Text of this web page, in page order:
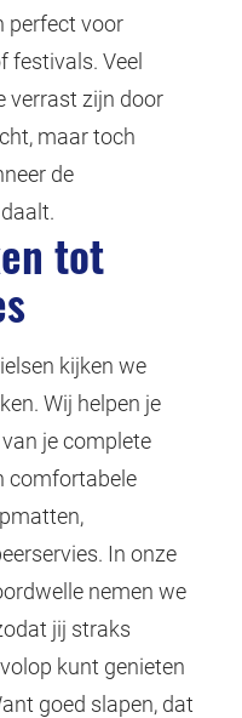
perfect voor
festivals. Veel
verrast zijn door
maar toch
de
tot
kijken we
Wij helpen je
je complete
comfortabele
. In onze
nemen we
jij straks
kunt genieten
goed slapen, dat